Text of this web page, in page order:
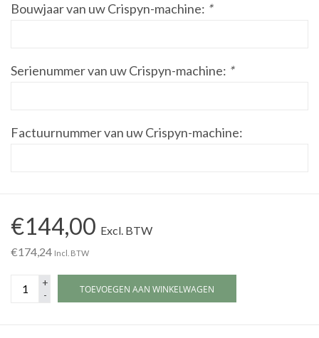
Cadeaubonnen &
Bouwjaar van uw Crispyn-machine: *
Serienummer van uw Crispyn-machine: *
Factuurnummer van uw Crispyn-machine:
€144,00 Excl. BTW
€174,24 Incl. BTW
+
-
TOEVOEGEN AAN WINKELWAGEN